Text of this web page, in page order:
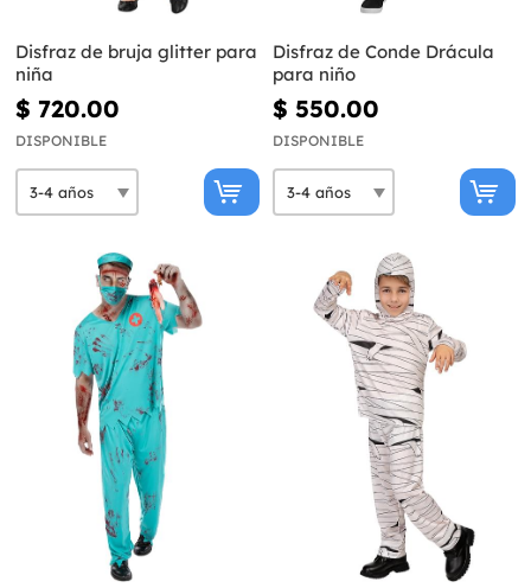
Disfraz de bruja glitter para
niña
$ 720.00
DISPONIBLE
Disfraz de Conde Drácula
para niño
$ 550.00
DISPONIBLE